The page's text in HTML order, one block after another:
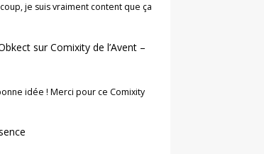
je suis vraiment content que ça
surComixity de l’Avent –
idée ! Merci pour ce Comixity